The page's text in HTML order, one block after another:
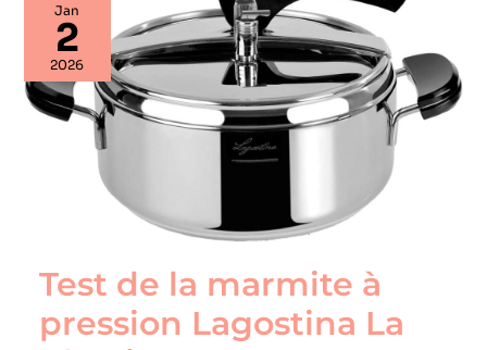
Jan
2
2026
Test de la marmite à
pression Lagostina La
de
la
marmite
à
pression
Lagostina
Classica
performance
modernité